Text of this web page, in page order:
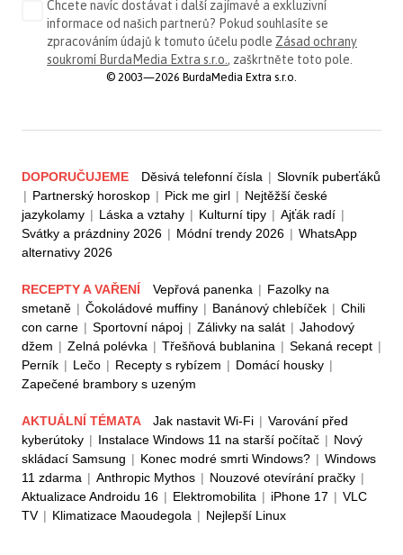
Chcete navíc dostávat i další zajímavé a exkluzivní
informace od našich partnerů? Pokud souhlasíte se
zpracováním údajů k tomuto účelu podle Zásad ochrany
soukromí BurdaMedia Extra s.r.o., zaškrtněte toto pole.
© 2003—2026 BurdaMedia Extra s.r.o.
DOPORUČUJEME Děsivá telefonní čísla | Slovník puberťáků
| Partnerský horoskop | Pick me girl | Nejtěžší české
jazykolamy | Láska a vztahy | Kulturní tipy | Ajťák radí |
Svátky a prázdniny 2026 | Módní trendy 2026 | WhatsApp
alternativy 2026
RECEPTY A VAŘENÍ Vepřová panenka | Fazolky na
smetaně | Čokoládové muffiny | Banánový chlebíček | Chili
con carne | Sportovní nápoj | Zálivky na salát | Jahodový
džem | Zelná polévka | Třešňová bublanina | Sekaná recept |
Perník | Lečo | Recepty s rybízem | Domácí housky |
Zapečené brambory s uzeným
AKTUÁLNÍ TÉMATA Jak nastavit Wi-Fi | Varování před
kyberútoky | Instalace Windows 11 na starší počítač | Nový
skládací Samsung | Konec modré smrti Windows? | Windows
11 zdarma | Anthropic Mythos | Nouzové otevírání pračky |
Aktualizace Androidu 16 | Elektromobilita | iPhone 17 | VLC
TV | Klimatizace Maoudegola | Nejlepší Linux